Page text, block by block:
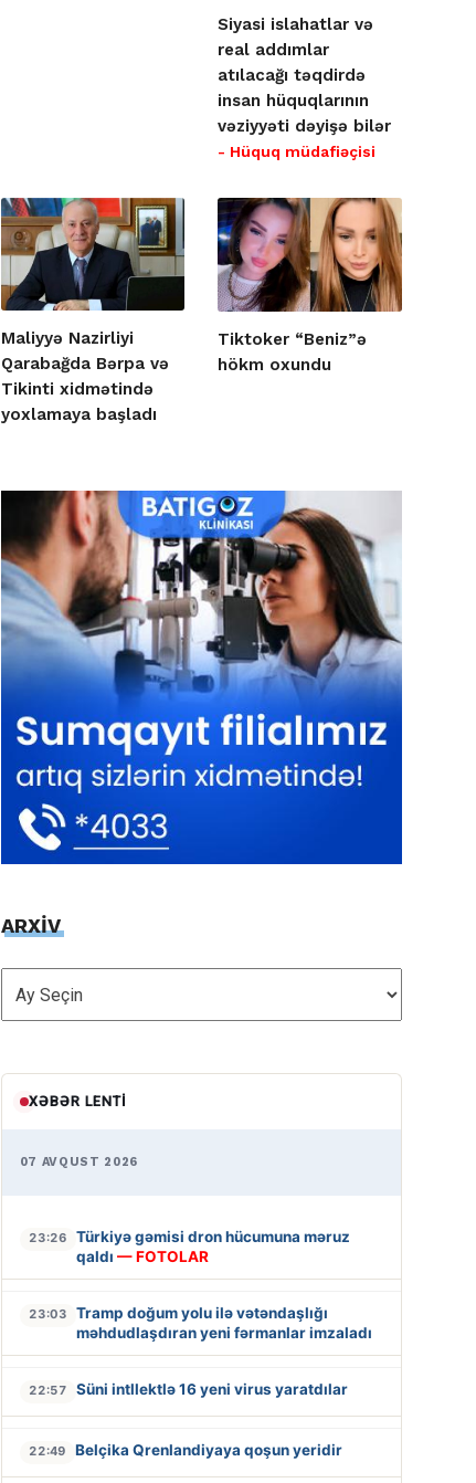
Siyasi islahatlar və
real addımlar
atılacağı təqdirdə
insan hüquqlarının
vəziyyəti dəyişə bilər
- Hüquq müdafiəçisi
Maliyyə Nazirliyi
Qarabağda Bərpa və
Tikinti xidmətində
yoxlamaya başladı
Tiktoker “Beniz”ə
hökm oxundu
ARXİV
ARXİV
XƏBƏR LENTI
07 AVQUST 2026
23:26
Türkiyə gəmisi dron hücumuna məruz
qaldı — FOTOLAR
23:03
Tramp doğum yolu ilə vətəndaşlığı
məhdudlaşdıran yeni fərmanlar imzaladı
22:57 Süni intllektlə 16 yeni virus yaratdılar
22:49 Belçika Qrenlandiyaya qoşun yeridir